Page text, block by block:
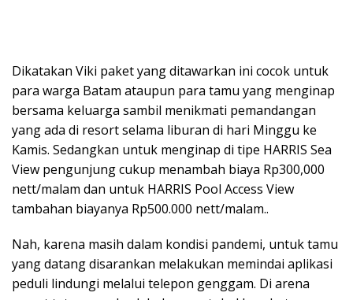
Dikatakan Viki paket yang ditawarkan ini cocok untuk
para warga Batam ataupun para tamu yang menginap
bersama keluarga sambil menikmati pemandangan
yang ada di resort selama liburan di hari Minggu ke
Kamis. Sedangkan untuk menginap di tipe HARRIS Sea
View pengunjung cukup menambah biaya Rp300,000
nett/malam dan untuk HARRIS Pool Access View
tambahan biayanya Rp500.000 nett/malam..
Nah, karena masih dalam kondisi pandemi, untuk tamu
yang datang disarankan melakukan memindai aplikasi
peduli lindungi melalui telepon genggam. Di arena